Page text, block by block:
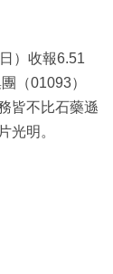
）收報6.51
（01093）
皆不比石藥遜
光明。